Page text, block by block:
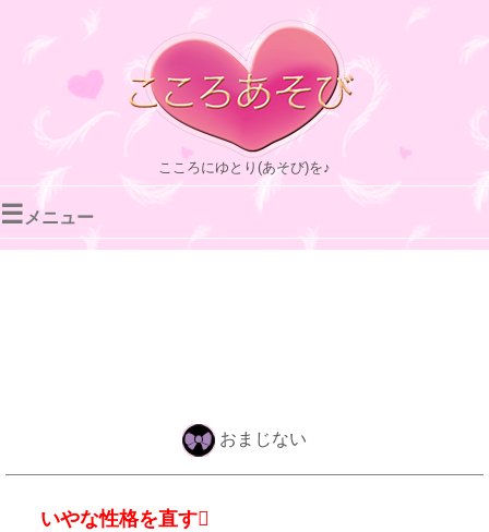
こころにゆとり(あそび)を♪
☰ メニュー
おまじない
いやな性格を直す